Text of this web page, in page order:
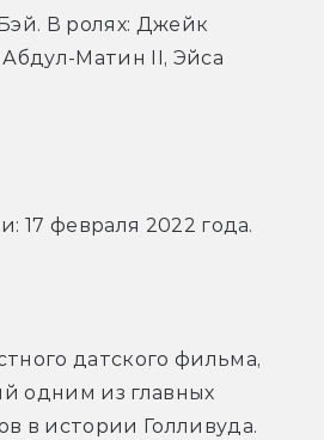
В ролях: Джейк
Матин II, Эйса
17 февраля 2022 года.
датского фильма,
одним из главных
в истории Голливуда.